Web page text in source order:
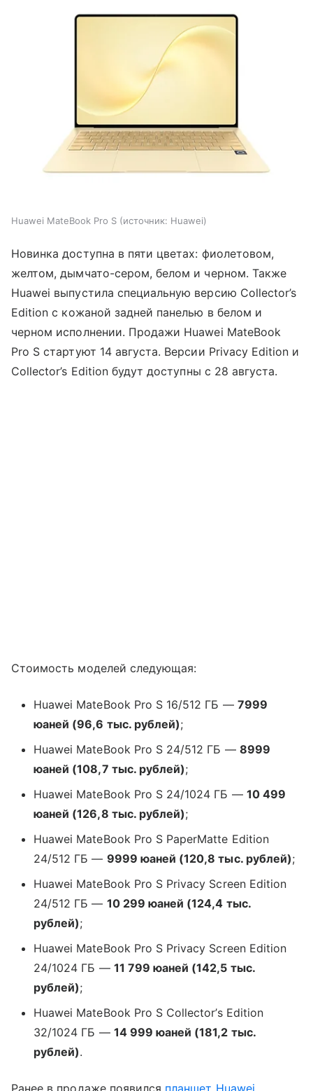
Huawei MateBook Pro S источник: Huawei
Новинка доступна в пяти цветах: фиолетовом,
желтом, дымчато-сером, белом и черном. Также
Huawei выпустила специальную версию Collector’s
Edition с кожаной задней панелью в белом и
черном исполнении. Продажи Huawei MateBook
Pro S стартуют 14 августа. Версии Privacy Edition и
Collector’s Edition будут доступны с 28 августа.
Стоимость моделей следующая:
Huawei MateBook Pro S 16/512 ГБ — 7999
юаней (96,6 тыс. рублей);
Huawei MateBook Pro S 24/512 ГБ — 8999
юаней (108,7 тыс. рублей);
Huawei MateBook Pro S 24/1024 ГБ — 10 499
юаней (126,8 тыс. рублей);
Huawei MateBook Pro S PaperMatte Edition
24/512 ГБ — 9999 юаней (120,8 тыс. рублей);
Huawei MateBook Pro S Privacy Screen Edition
24/512 ГБ — 10 299 юаней (124,4 тыс.
рублей);
Huawei MateBook Pro S Privacy Screen Edition
24/1024 ГБ — 11 799 юаней (142,5 тыс.
рублей);
Huawei MateBook Pro S Collector’s Edition
32/1024 ГБ — 14 999 юаней (181,2 тыс.
рублей).
Ранее в продаже появился планшет Huawei